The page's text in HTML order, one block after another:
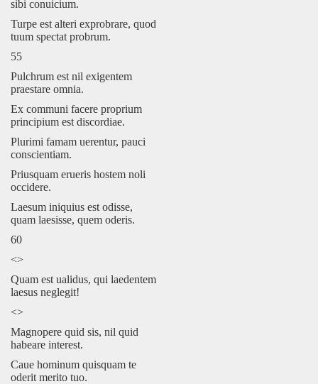
sibi conuicium.
Turpe est alteri exprobrare, quod
tuum spectat probrum.
55
Pulchrum est nil exigentem
praestare omnia.
Ex communi facere proprium
principium est discordiae.
Plurimi famam uerentur, pauci
conscientiam.
Priusquam erueris hostem noli
occidere.
Laesum iniquius est odisse,
quam laesisse, quem oderis.
60
<>
Quam est ualidus, qui laedentem
laesus neglegit!
<>
Magnopere quid sis, nil quid
habeare interest.
Caue hominum quisquam te
oderit merito tuo.